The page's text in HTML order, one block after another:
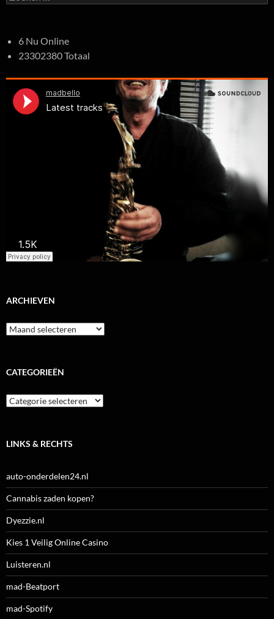
naar:
6 Nu Online
23302380 Totaal
ARCHIEVEN
Archieven
CATEGORIEËN
Categorieën
LINKS & RECHTS
auto-onderdelen24.nl
Cannabis zaden kopen?
Dyezzie.nl
Kies 1 Veilig Online Casino
Luisteren.nl
mad-Beatport
mad-Spotify